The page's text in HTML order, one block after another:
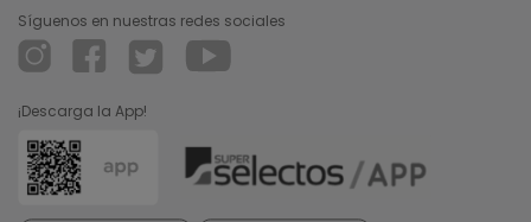
Síguenos en nuestras redes sociales
¡Descarga la App!